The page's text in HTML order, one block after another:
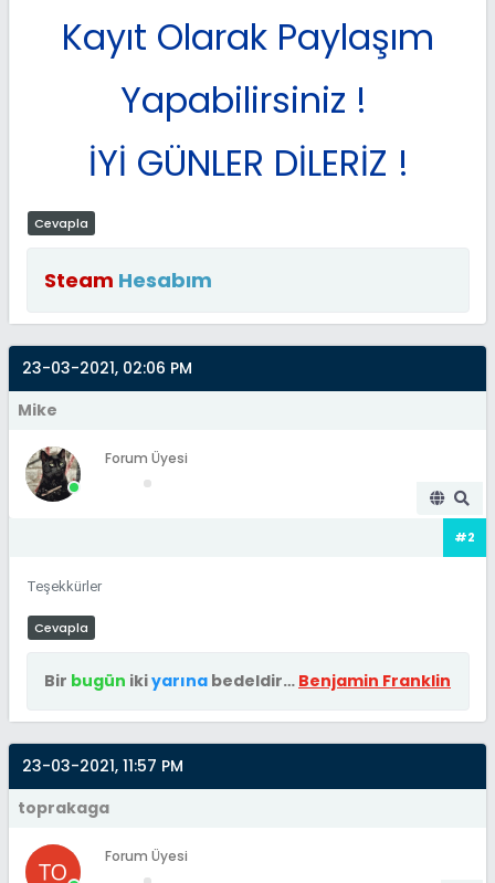
Kayıt Olarak Paylaşım
Yapabilirsiniz !
İYİ GÜNLER DİLERİZ !
Cevapla
Steam Hesabım
23-03-2021, 02:06 PM
Mike
Forum Üyesi
#2
Teşekkürler
Cevapla
Bir bugün ikiyarına bedeldir… Benjamin Franklin
23-03-2021, 11:57 PM
toprakaga
Forum Üyesi